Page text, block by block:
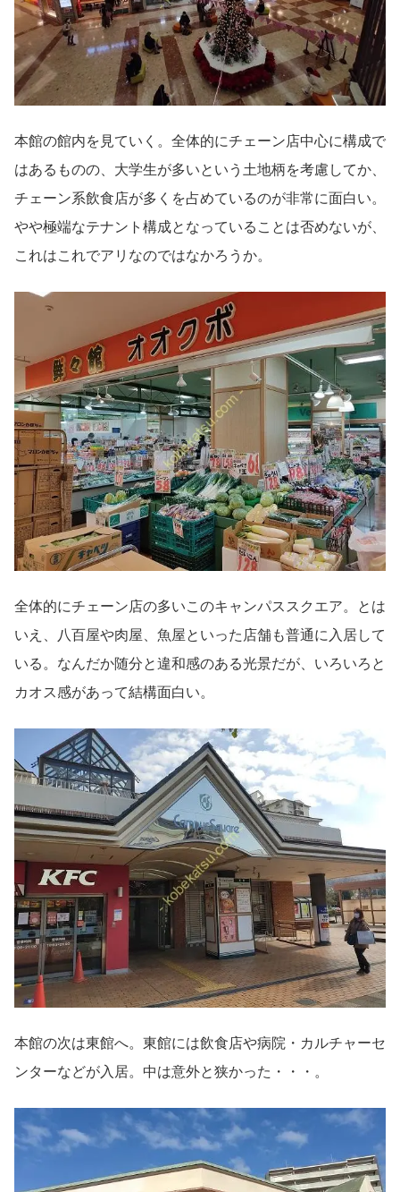
本館の館内を見ていく。全体的にチェーン店中心に構成で
はあるものの、大学生が多いという土地柄を考慮してか、
チェーン系飲食店が多くを占めているのが非常に面白い。
やや極端なテナント構成となっていることは否めないが、
これはこれでアリなのではなかろうか。
全体的にチェーン店の多いこのキャンパススクエア。とは
いえ、八百屋や肉屋、魚屋といった店舗も普通に入居して
いる。なんだか随分と違和感のある光景だが、いろいろと
カオス感があって結構面白い。
本館の次は東館へ。東館には飲食店や病院・カルチャーセ
ンターなどが入居。中は意外と狭かった・・・。